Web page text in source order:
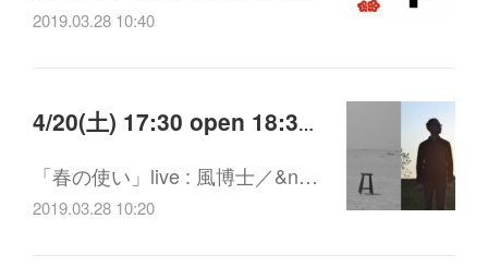
2019.03.28 10:40
4/20(土) 17:30 open 18:30 start 風博士 / kapo-ritmo live 「春の使い」
「春の使い」live : 風博士／&n…
2019.03.28 10:20